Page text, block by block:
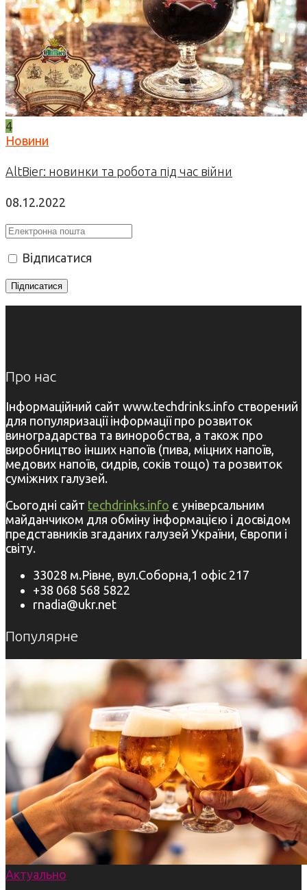
4
Новини
AltBier: новинки та робота під час війни
08.12.2022
Відписатися
Про нас
Інформаційний сайт www.techdrinks.info створений
для популяризації інформації про розвиток
виноградарства та виноробства, а також про
виробництво інших напоїв (пива, міцних напоїв,
медових напоїв, сидрів, соків тощо) та розвиток
суміжних галузей.
Сьогодні сайт techdrinks.info є універсальним
майданчиком для обміну інформацією і досвідом
представників згаданих галузей України, Європи і
світу.
33028 м.Рівне, вул.Соборна,1 офіс 217
+38 068 568 5822
rnadia@ukr.net
Популярне
Актуально